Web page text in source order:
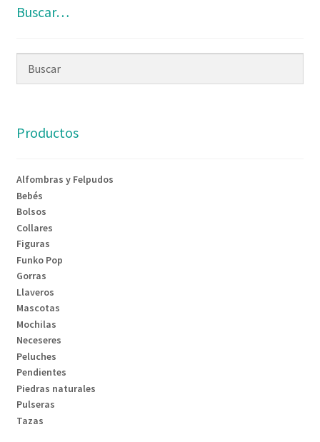
Buscar…
Productos
Alfombras y Felpudos
Bebés
Bolsos
Collares
Figuras
Funko Pop
Gorras
Llaveros
Mascotas
Mochilas
Neceseres
Peluches
Pendientes
Piedras naturales
Pulseras
Tazas